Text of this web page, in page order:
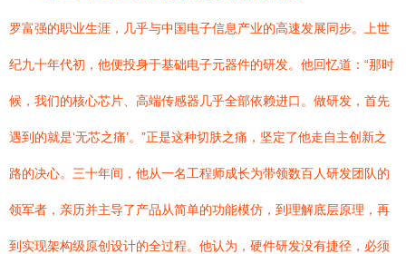
罗富强的职业生涯，几乎与中国电子信息产业的高速发展同步。上世
纪九十年代初，他便投身于基础电子元器件的研发。他回忆道：“那时
候，我们的核心芯片、高端传感器几乎全部依赖进口。做研发，首先
遇到的就是‘无芯之痛’。”正是这种切肤之痛，坚定了他走自主创新之
路的决心。三十年间，他从一名工程师成长为带领数百人研发团队的
领军者，亲历并主导了产品从简单的功能模仿，到理解底层原理，再
到实现架构级原创设计的全过程。他认为，硬件研发没有捷径，必须